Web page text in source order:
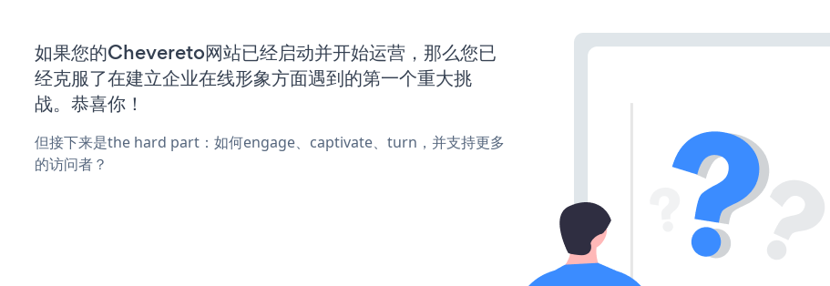
如果您的Chevereto网站已经启动并开始运营，那么您已
经克服了在建立企业在线形象方面遇到的第一个重大挑
战。恭喜你！
但接下来是the hard part：如何engage、captivate、turn，并支持更多
的访问者？